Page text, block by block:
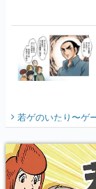
若ゲのいたり〜ゲ